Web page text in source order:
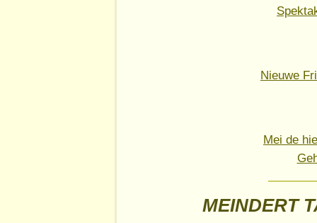
Nieuwe
Mei de
MEINDERT